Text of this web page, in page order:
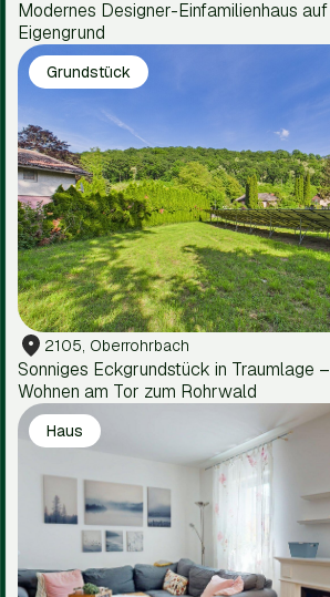
Modernes Designer-Einfamilienhaus auf
Eigengrund
Grundstück
2105, Oberrohrbach
Sonniges Eckgrundstück in Traumlage –
Wohnen am Tor zum Rohrwald
Haus